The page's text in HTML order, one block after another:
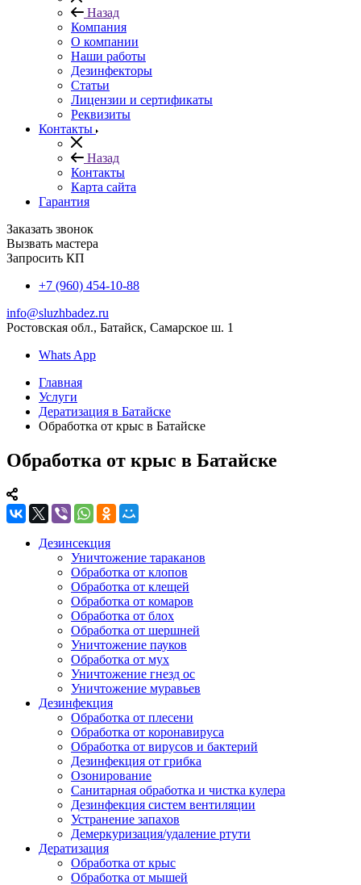
Назад
Компания
О компании
Наши работы
Дезинфекторы
Статьи
Лицензии и сертификаты
Реквизиты
Контакты
Назад
Контакты
Карта сайта
Гарантия
Заказать звонок
Вызвать мастера
Запросить КП
+7 (960) 454-10-88
info@sluzhbadez.ru
Ростовская обл., Батайск, Самарское ш. 1
Whats App
Главная
Услуги
Дератизация в Батайске
Обработка от крыс в Батайске
Обработка от крыс в Батайске
Дезинсекция
Уничтожение тараканов
Обработка от клопов
Обработка от клещей
Обработка от комаров
Обработка от блох
Обработка от шершней
Уничтожение пауков
Обработка от мух
Уничтожение гнезд ос
Уничтожение муравьев
Дезинфекция
Обработка от плесени
Обработка от коронавируса
Обработка от вирусов и бактерий
Дезинфекция от грибка
Озонирование
Санитарная обработка и чистка кулера
Дезинфекция систем вентиляции
Устранение запахов
Демеркуризация/удаление ртути
Дератизация
Обработка от крыс
Обработка от мышей